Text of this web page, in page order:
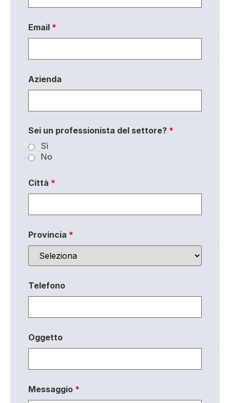
Email *
Azienda
Sei un professionista del settore? *
Sì
No
Città *
Provincia *
Telefono
Oggetto
Messaggio *